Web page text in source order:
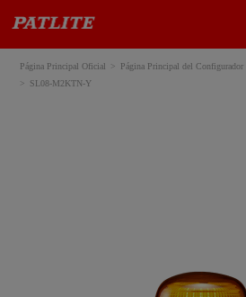
Página Principal Oficial Página Principal del Configurador
SL08-M2KTN-Y